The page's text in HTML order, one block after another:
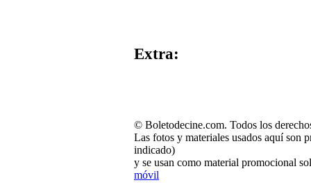
Extra:
© Boletodecine.com. Todos los
Las fotos y materiales usados aquí son
indicado)
y se usan como material promocional
móvil